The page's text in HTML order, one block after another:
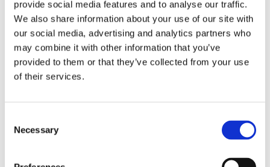
provide social media features and to analyse our traffic.
We also share information about your use of our site with
our social media, advertising and analytics partners who
may combine it with other information that you’ve
provided to them or that they’ve collected from your use
of their services.
Selection
Necessary
han med jobbet på isbrytarna och vill
därför att övergången ska bli så bra som
möjligt.
–De flesta här älskar sina jobb, vår
väldigt bra med varandra och vi vill att
det här ska bli bra, både ur arbetsgivar-
och verksamhetssynpunkt, säger han.